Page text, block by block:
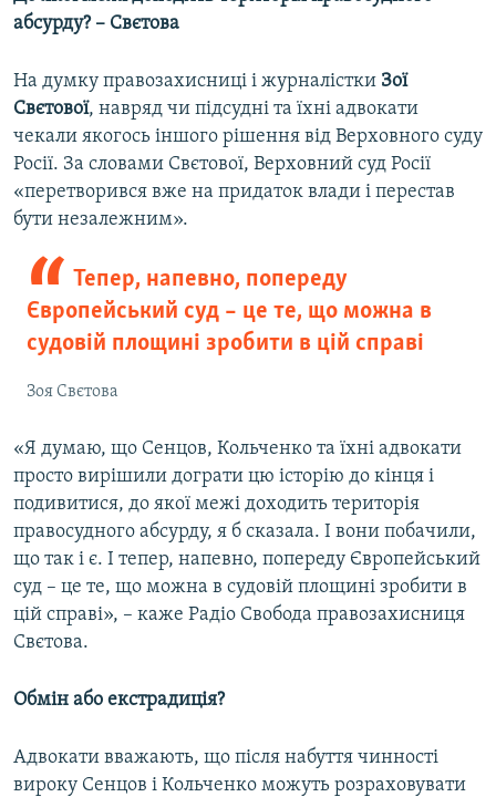
абсурду? – Свєтова
На думку правозахисниці і журналістки Зої
Свєтової, навряд чи підсудні та їхні адвокати
чекали якогось іншого рішення від Верховного суду
Росії. За словами Свєтової, Верховний суд Росії
«перетворився вже на придаток влади і перестав
бути незалежним».
Тепер, напевно, попереду
Європейський суд – це те, що можна в
судовій площині зробити в цій справі
Зоя Свєтова
«Я думаю, що Сенцов, Кольченко та їхні адвокати
просто вирішили дограти цю історію до кінця і
подивитися, до якої межі доходить територія
правосудного абсурду, я б сказала. І вони побачили,
що так і є. І тепер, напевно, попереду Європейський
суд – це те, що можна в судовій площині зробити в
цій справі», – каже Радіо Свобода правозахисниця
Свєтова.
Обмін або екстрадиція?
Адвокати вважають, що після набуття чинності
вироку Сенцов і Кольченко можуть розраховувати